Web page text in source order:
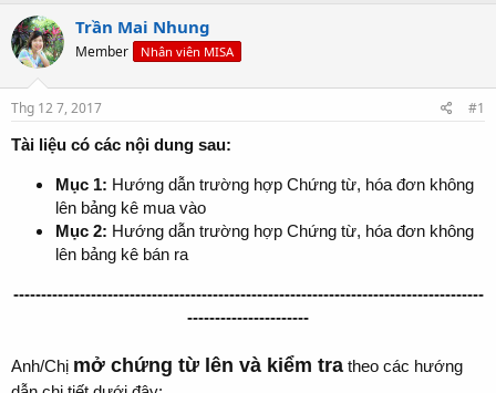
s
t
a
r
t
r
i
Trần Mai Nhung
Member Nhân viên MISA
Thg 12 7, 2017
#1
Tài liệu có các nội dung sau:
Mục 1: Hướng dẫn trường hợp Chứng từ, hóa đơn không
lên bảng kê mua vào
Mục 2: Hướng dẫn trường hợp Chứng từ, hóa đơn không
lên bảng kê bán ra
-------------------------------------------------------------------------------------
----------------------
Anh/Chị mở chứng từ lên và kiểm tra theo các hướng